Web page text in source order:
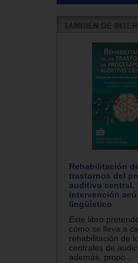
Rehabilitación
trastornos del
auditivo central.
intervención
lingüístico
Este libro
cómo se lleva a
rehabilitación de
centrales de
además, propo...